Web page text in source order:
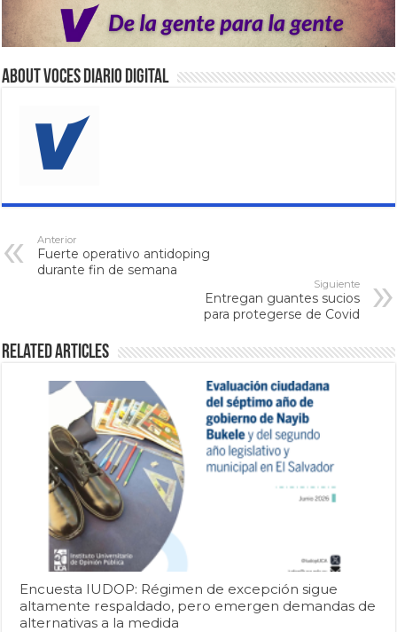
About VOCES Diario digital
Anterior
Fuerte operativo antidoping
durante fin de semana
Siguiente
Entregan guantes sucios
para protegerse de Covid
Related Articles
Encuesta IUDOP: Régimen de excepción sigue
altamente respaldado, pero emergen demandas de
alternativas a la medida